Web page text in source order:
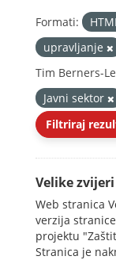
Formati:
upravljanje
Tim Berners-
Javni sektor
Filtriraj
Velike
Web stranica
verzija
projektu
Stranica je